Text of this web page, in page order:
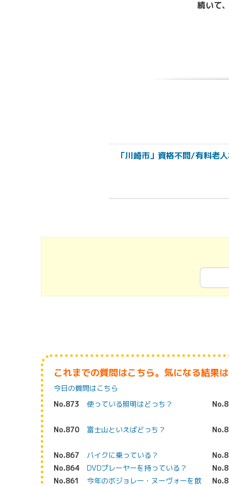
続いて
「川崎市」資格不問/有料老
これまでの質問はこちら。気になる結果
今日の質問はこちら
No.873
使っている照明はどっち？
No.870 富士山といえばどっち？
No.867 バイクに乗っている？
No.864
DVDプレーヤーを持っている？
No.861
今年のボジョレー・ヌーヴォーを飲